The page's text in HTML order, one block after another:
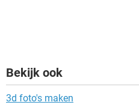
Bekijk ook
3d foto's maken